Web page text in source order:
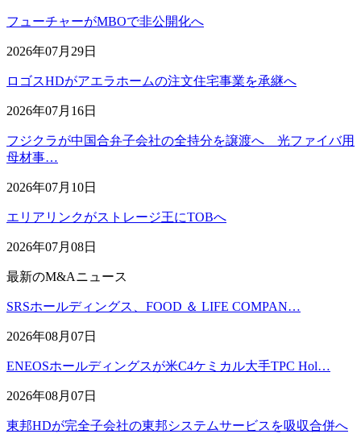
フューチャーがMBOで非公開化へ
2026年07月29日
ロゴスHDがアエラホームの注文住宅事業を承継へ
2026年07月16日
フジクラが中国合弁子会社の全持分を譲渡へ 光ファイバ用
母材事…
2026年07月10日
エリアリンクがストレージ王にTOBへ
2026年07月08日
最新のM&Aニュース
SRSホールディングス、FOOD ＆ LIFE COMPAN…
2026年08月07日
ENEOSホールディングスが米C4ケミカル大手TPC Hol…
2026年08月07日
東邦HDが完全子会社の東邦システムサービスを吸収合併へ